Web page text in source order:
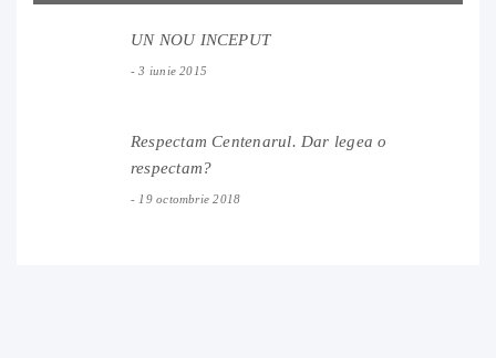
UN NOU INCEPUT
3 iunie 2015
Respectam Centenarul. Dar legea o
respectam?
19 octombrie 2018